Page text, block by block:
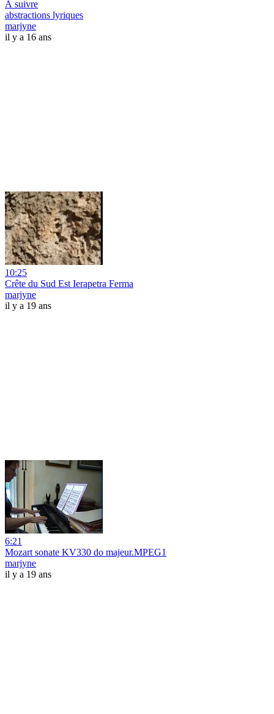
À suivre
abstractions lyriques
marjyne
il y a 16 ans
10:25
Crête du Sud Est Ierapetra Ferma
marjyne
il y a 19 ans
6:21
Mozart sonate KV330 do majeur.MPEG1
marjyne
il y a 19 ans